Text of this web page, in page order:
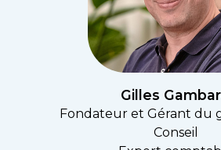
Gilles
Fondateur et Gérant du
Conseil